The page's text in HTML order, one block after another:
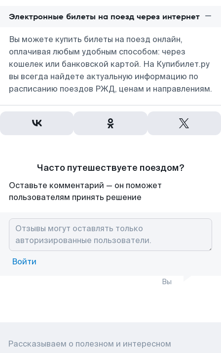
Электронные билеты на поезд через интернет
Вы можете купить билеты на поезд онлайн,
оплачивая любым удобным способом: через
кошелек или банковской картой. На Купибилет.ру
вы всегда найдете актуальную информацию по
расписанию поездов РЖД, ценам и направлениям.
Часто путешествуете поездом?
Оставьте комментарий — он поможет
пользователям принять решение
Войти
Вы
Рассказываем о полезном и интересном